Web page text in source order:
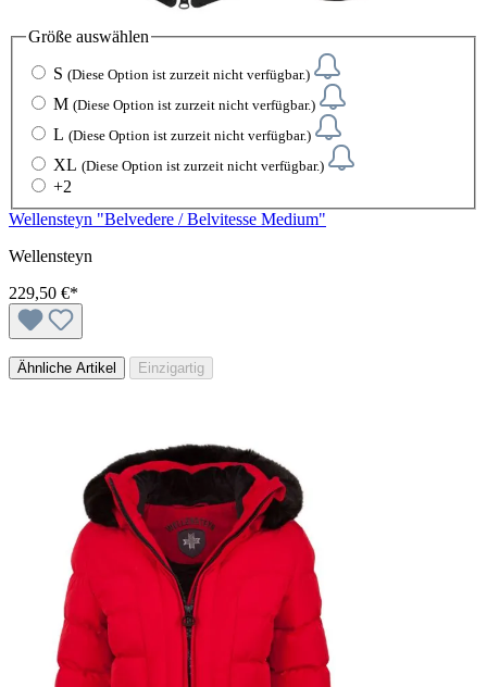
Größe auswählen
S (Diese Option ist zurzeit nicht verfügbar.)
M (Diese Option ist zurzeit nicht verfügbar.)
L (Diese Option ist zurzeit nicht verfügbar.)
XL (Diese Option ist zurzeit nicht verfügbar.)
+2
Wellensteyn "Belvedere / Belvitesse Medium"
Wellensteyn
229,50 €*
Ähnliche Artikel Einzigartig